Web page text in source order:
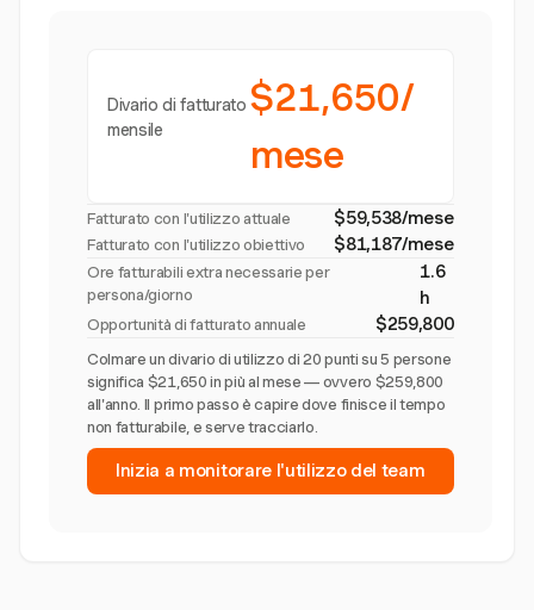
Divario di fatturato
mensile
$21,650/
mese
Fatturato con l'utilizzo attuale $59,538/mese
Fatturato con l'utilizzo obiettivo $81,187/mese
Ore fatturabili extra necessarie per
persona/giorno
1.6
h
Opportunità di fatturato annuale $259,800
Colmare un divario di utilizzo di 20 punti su 5 persone
significa $21,650 in più al mese — ovvero $259,800
all'anno. Il primo passo è capire dove finisce il tempo
non fatturabile, e serve tracciarlo.
Inizia a monitorare l'utilizzo del team